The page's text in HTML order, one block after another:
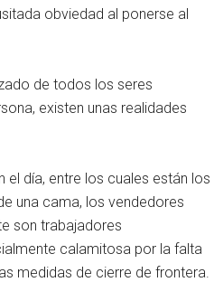
obviedad al ponerse al
de todos los seres
existen unas realidades
el día, entre los cuales están los
una cama, los vendedores
son trabajadores
calamitosa por la falta
medidas de cierre de frontera.